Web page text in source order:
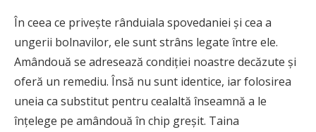
În ceea ce privește rânduiala spovedaniei și cea a
ungerii bolnavilor, ele sunt strâns legate între ele.
Amândouă se adresează condiției noastre decăzute și
oferă un remediu. Însă nu sunt identice, iar folosirea
uneia ca substitut pentru cealaltă înseamnă a le
înțelege pe amândouă în chip greșit. Taina